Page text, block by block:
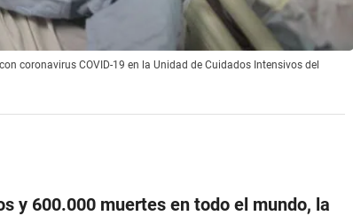
coronavirus COVID-19 en la Unidad de Cuidados Intensivos del
y 600.000 muertes en todo el mundo, la